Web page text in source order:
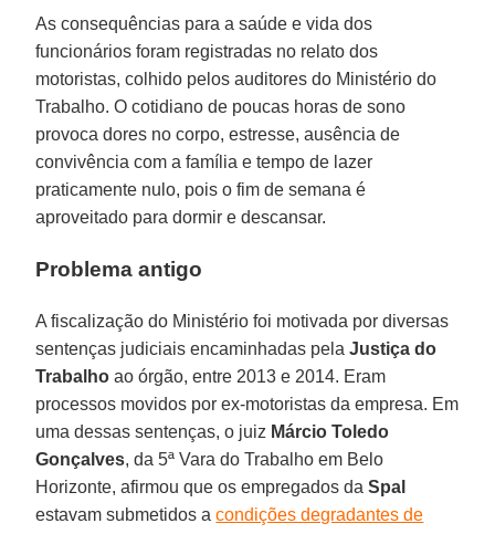
As consequências para a saúde e vida dos
funcionários foram registradas no relato dos
motoristas, colhido pelos auditores do Ministério do
Trabalho. O cotidiano de poucas horas de sono
provoca dores no corpo, estresse, ausência de
convivência com a família e tempo de lazer
praticamente nulo, pois o fim de semana é
aproveitado para dormir e descansar.
Problema antigo
A fiscalização do Ministério foi motivada por diversas
sentenças judiciais encaminhadas pelaJustiça do
Trabalho ao órgão, entre 2013 e 2014. Eram
processos movidos por ex-motoristas da empresa. Em
uma dessas sentenças, o juiz Márcio Toledo
Gonçalves, da 5ª Vara do Trabalho em Belo
Horizonte, afirmou que os empregados daSpal
estavam submetidos acondições degradantes de